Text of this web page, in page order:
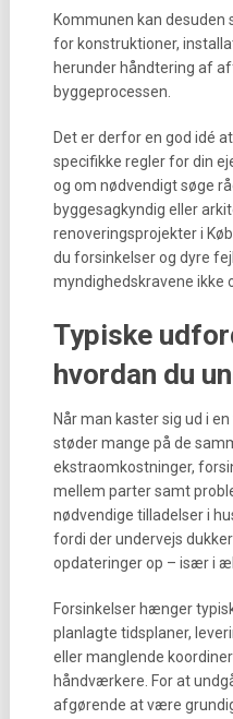
Kommunen kan
for konstruktioner,
herunder håndtering af
byggeprocessen.
Det er derfor en god idé
specifikke regler for din
og om nødvendigt søge
byggesagkyndig eller
renoveringsprojekter i
du forsinkelser og dyre
myndighedskravene ikke
Typiske
hvordan du
Når man kaster sig ud i
støder mange på de
ekstraomkostninger,
mellem parter samt
nødvendige tilladelser i
fordi der undervejs
opdateringer op – især i
Forsinkelser hænger
planlagte tidsplaner,
eller manglende
håndværkere. For at
afgørende at være